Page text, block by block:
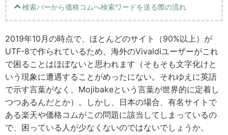
検索バーから価格コムへ検索ワードを送る際の流れ
2019年10月の時点で、ほとんどのサイト（90%以上）が
UTF-8で作られているため、海外のVivaldiユーザーがこれ
で困ることはほぼないと思われます（そもそも文字化けと
いう現象に遭遇することがめったにない。それゆえに英語
で示す言葉がなく、Mojibakeという言葉が世界的に定着し
つつあるんだとか）。しかし、日本の場合、有名サイトで
ある楽天や価格コムがこの問題に該当してしまっているの
で、困っている人が少なくないのではないでしょうか。